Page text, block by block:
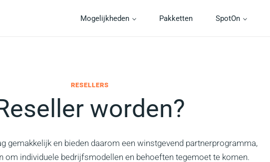
Mogelijkheden Pakketten SpotOn
RESELLERS
worden?
gemakkelijk en bieden daarom een winstgevend partnerprogramma,
om individuele bedrijfsmodellen en behoeften tegemoet te komen.